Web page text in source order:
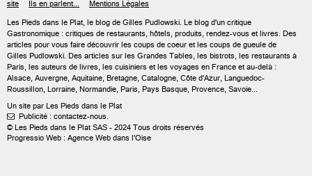
site
Ils en parlent... Mentions Légales
Les Pieds dans le Plat, le blog de Gilles Pudlowski. Le blog d'un critique
Gastronomique : critiques de restaurants, hôtels, produits, rendez-vous et livres. Des
articles pour vous faire découvrir les coups de coeur et les coups de gueule de
Gilles Pudlowski. Des articles sur les Grandes Tables, les bistrots, les restaurants à
Paris, les auteurs de livres, les cuisiniers et les voyages en France et au-delà :
Alsace, Auvergne, Aquitaine, Bretagne, Catalogne, Côte d'Azur, Languedoc-
Roussillon, Lorraine, Normandie, Paris, Pays Basque, Provence, Savoie...
Un site par Les Pieds dans le Plat
 Publicité : contactez-nous.
© Les Pieds dans le Plat SAS - 2024 Tous droits réservés
Progressio Web : Agence Web dans l'Oise